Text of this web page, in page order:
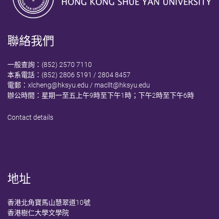
聯絡我們
一般查詢：(852) 2570 7110
本系電話：(852) 2806 5191 / 2804 8457
電郵： xlcheng@hksyu.edu / macllt@hksyu.edu
辦公時間：星期一至五上午9時至下午1時；下午2時至下午6時
Contact details
地址
香港北角寶馬山慧翠道10號
香港樹仁大學文學院